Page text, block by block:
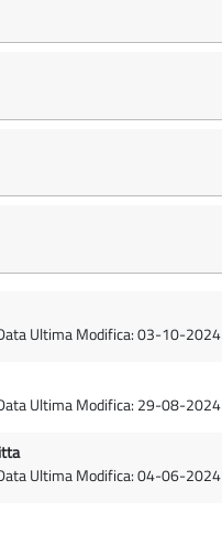
Ultima Modifica: 03-10-2024
Ultima Modifica: 29-08-2024
Ultima Modifica: 04-06-2024